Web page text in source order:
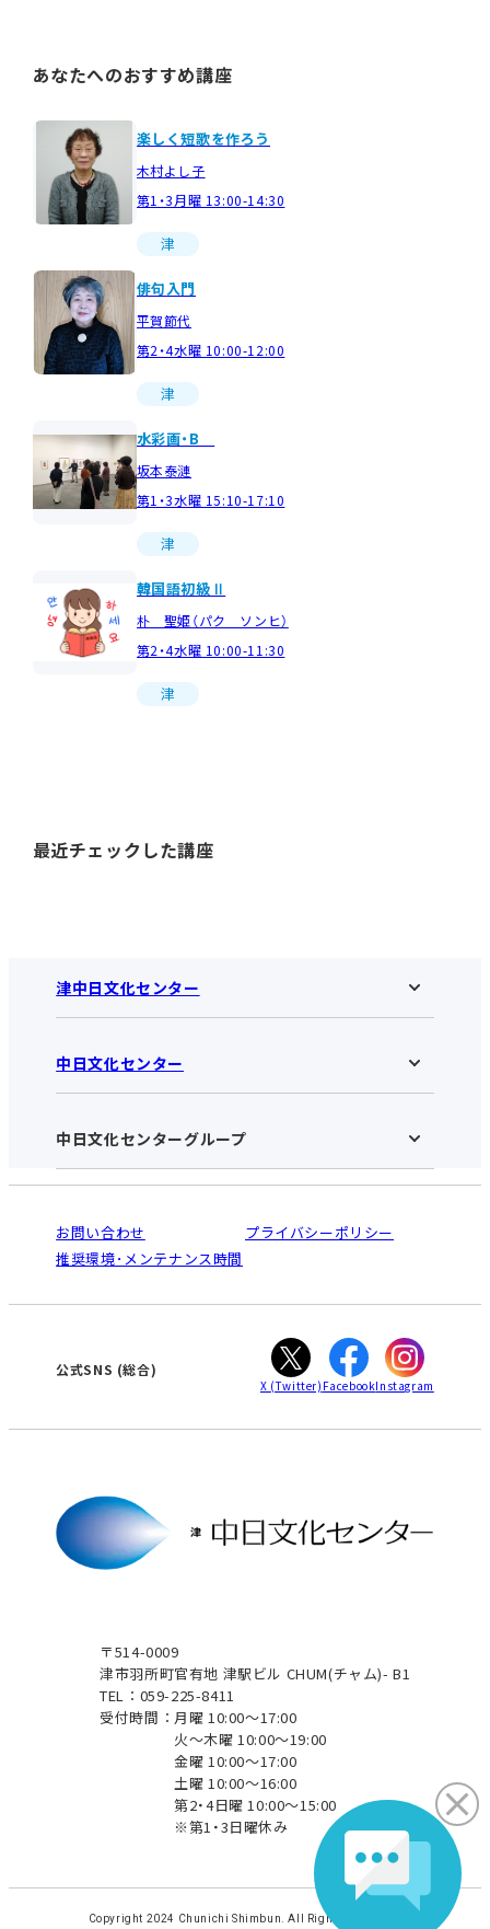
あなたへのおすすめ講座
楽しく短歌を作ろう
木村よし子
第1・3月曜 13:00-14:30
津
俳句入門
平賀節代
第2・4水曜 10:00-12:00
津
水彩画・B
坂本泰漣
第1・3水曜 15:10-17:10
津
韓国語初級Ⅱ
朴 聖姫（パク ソンヒ）
第2・4水曜 10:00-11:30
津
最近チェックした講座
津中日文化センター
津中日文化センターHOME
お知らせ
アクセス･営業時間
お申し込みの流れ
入会と受講のご案内
中日文化センター
中日文化センターHOME
中日文化センターとは
受講規約・会員特典
ご利用ガイド
オンライン講座受講の手順
WEBサイトのよくある質問
中日文化センターグループ
南大高
犬山
高蔵寺
大垣
津
お問い合わせ
プライバシーポリシー
推奨環境･メンテナンス時間
〒514-0009
津市羽所町官有地 津駅ビル CHUM(チャム)- B1
TEL：059-225-8411
受付時間： 月曜 10:00～17:00
火～木曜 10:00～19:00
金曜 10:00～17:00
土曜 10:00～16:00
第2・4日曜 10:00～15:00
※第1・3日曜休み
公式SNS (総合)
X (Twitter) FacebookInstagram
Copyright 2024 Chunichi Shimbun. All Rights Reserved.